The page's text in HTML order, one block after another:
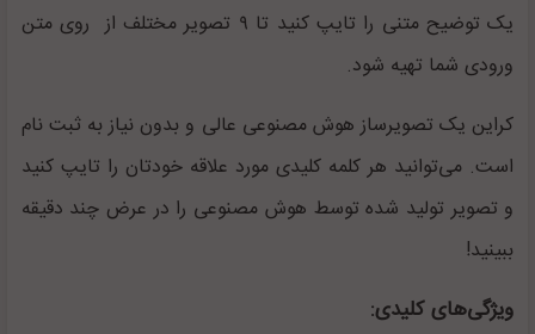
یک توضیح متنی را تایپ کنید تا ۹ تصویر مختلف از روی متن
ورودی شما تهیه شود.
کراین یک تصویرساز هوش مصنوعی عالی و بدون نیاز به ثبت نام
است. می‌توانید هر کلمه کلیدی مورد علاقه خودتان را تایپ کنید
و تصویر تولید شده توسط هوش مصنوعی را در عرض چند دقیقه
ببینید!
ویژگی‌های کلیدی: